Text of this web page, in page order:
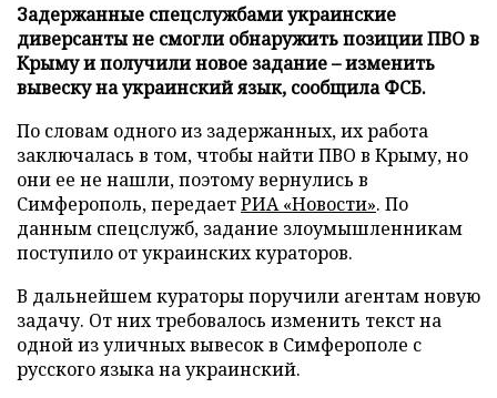
Задержанные спецслужбами украинские
диверсанты не смогли обнаружить позиции ПВО в
Крыму и получили новое задание – изменить
вывеску на украинский язык, сообщила ФСБ.
По словам одного из задержанных, их работа
заключалась в том, чтобы найти ПВО в Крыму, но
они ее не нашли, поэтому вернулись в
Симферополь, передаетРИА «Новости». По
данным спецслужб, задание злоумышленникам
поступило от украинских кураторов.
В дальнейшем кураторы поручили агентам новую
задачу. От них требовалось изменить текст на
одной из уличных вывесок в Симферополе с
русского языка на украинский.